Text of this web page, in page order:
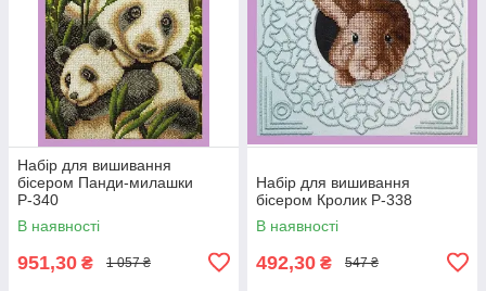
Набір для вишивання
бісером Панди-милашки
Р-340
В наявності
951,30 ₴ 1 057 ₴
Набір для вишивання
бісером Кролик Р-338
В наявності
492,30 ₴ 547 ₴